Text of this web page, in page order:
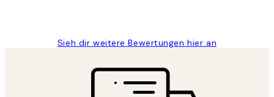
Sieh dir weitere Bewertungen hier an